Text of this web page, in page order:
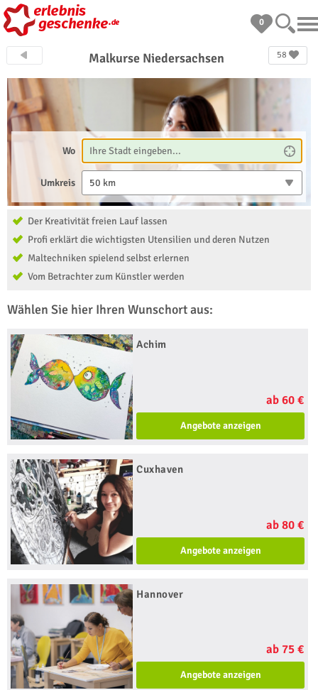
0
58
Malkurse Niedersachsen
Wo
Umkreis 50 km
Der Kreativität freien Lauf lassen
Profi erklärt die wichtigsten Utensilien und deren Nutzen
Maltechniken spielend selbst erlernen
Vom Betrachter zum Künstler werden
Wählen Sie hier Ihren Wunschort aus:
Achim
ab 60 €
Angebote anzeigen
Cuxhaven
ab 80 €
Angebote anzeigen
Hannover
ab 75 €
Angebote anzeigen